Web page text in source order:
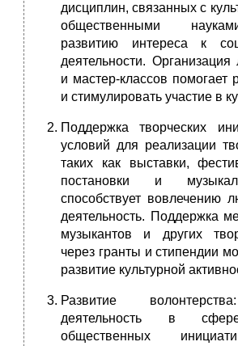
дисциплин, связанных с
общественными
развитию интереса к
деятельности.
и мастер-классов помогает
и стимулировать участие в
Поддержка творческих
условий для реализации
таких как выставки,
постановки и
способствует вовлечению
деятельность. Поддержка
музыкантов и других
через гранты и стипендии
развитие культурной
Развитие
деятельность в
общественных